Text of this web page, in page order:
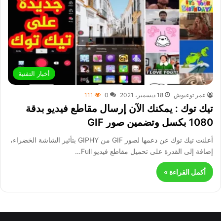
أخبار التقنية
عمر توعيوش 18 ديسمبر، 2021 0
111
تيك توك : يمكنك الآن إرسال مقاطع فيديو بدقة
1080 بكسل وتضمين صور GIF
أعلنت تيك توك عن دعمها لصور GIF من GIPHY بتأثير الشاشة الخضراء،
إضافة إلى القدرة على تحميل مقاطع فيديو Full…
أكمل القراءة »